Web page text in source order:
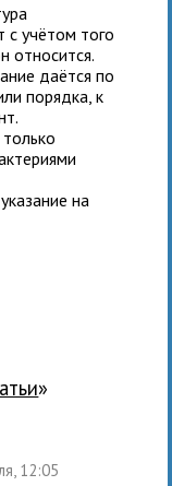
с учётом того
относится.
даётся по
порядка, к
на
»
12:05